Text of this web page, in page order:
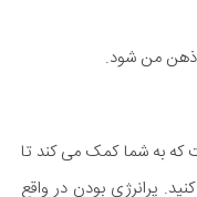
ذهن من شود.
که به شما کمک می کند تا
پرانرژی بودن در واقع